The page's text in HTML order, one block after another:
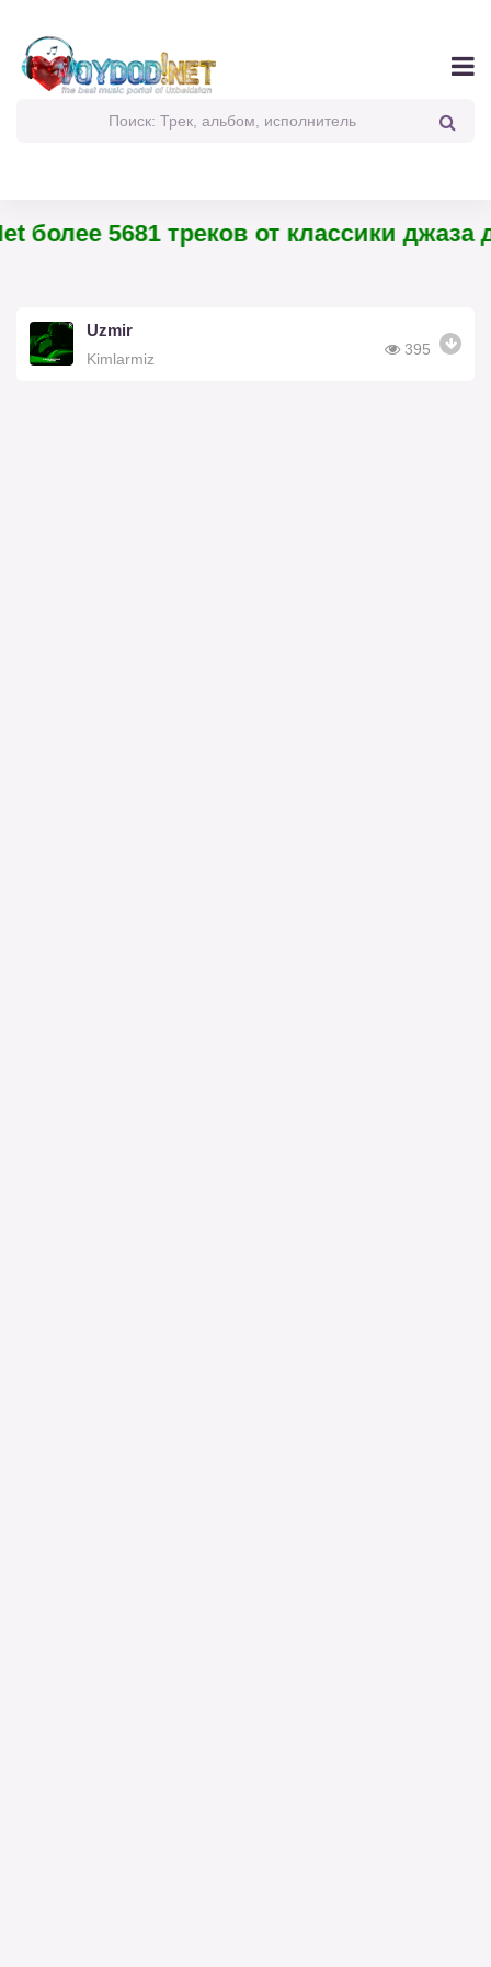
более 5681 треков от классики джаза
Uzmir
Kimlarmiz
395